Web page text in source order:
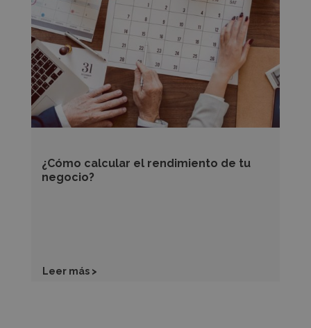
¿Cómo calcular el rendimiento de tu
negocio?
el
rendimiento
de
tu
negocio?
Leer más >